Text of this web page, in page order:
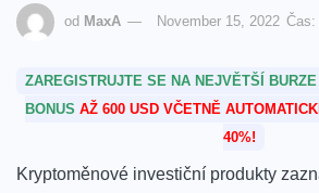
od MaxA November 15, 2022 Čas:
ZAREGISTRUJTE SE NA NEJVĚTŠÍ BURZE
BONUS AŽ 600 USD VČETNĚ
40%!
Kryptoměnové investiční produkty